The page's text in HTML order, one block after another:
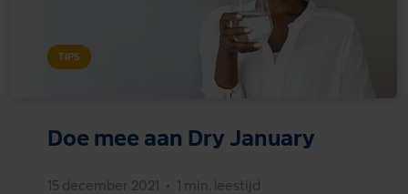
TIPS
Doe mee aan Dry January
15 december 2021 • 1 min. leestijd